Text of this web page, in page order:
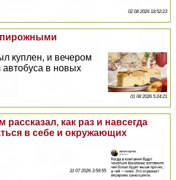
02 08 2026 18:52:23
куплен, и вечером
в новых
01 08 2026 5:24:21
рассказал, как раз и навсегда
в себе и окружающих
31 07 2026 3:59:55